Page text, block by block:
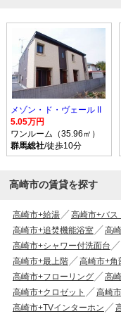
メゾン・ド・ヴェール II
5.05万円
ワンルーム（35.96㎡）
群馬総社/徒歩10分
高崎市の賃貸を探す
高崎市+給湯 高崎市+バス
高崎市+追焚機能浴室
高
高崎市+シャワー付洗面台
高崎市+最上階
高崎市+角
高崎市+フローリング
高
高崎市+クロゼット
高崎
高崎市+TVインターホン